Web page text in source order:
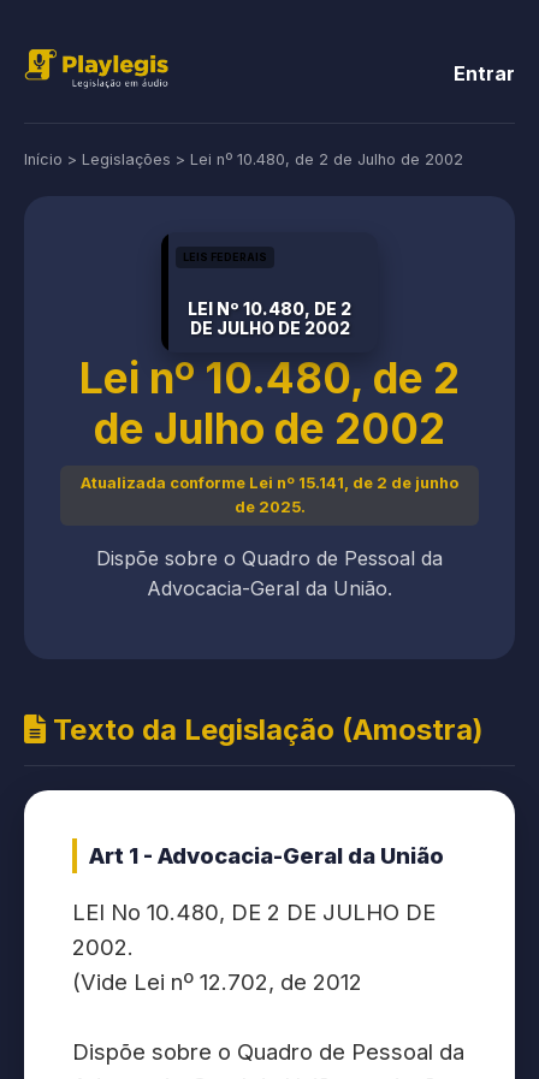
Entrar
Início > Legislações > Lei nº 10.480, de 2 de Julho de 2002
LEIS FEDERAIS
LEI Nº 10.480, DE 2
DE JULHO DE 2002
Lei nº 10.480, de 2
de Julho de 2002
Atualizada conforme Lei nº 15.141, de 2 de junho
de 2025.
Dispõe sobre o Quadro de Pessoal da
Advocacia-Geral da União.
Texto da Legislação (Amostra)
Art 1 - Advocacia-Geral da União
LEI No 10.480, DE 2 DE JULHO DE
2002.
(Vide Lei nº 12.702, de 2012
Dispõe sobre o Quadro de Pessoal da